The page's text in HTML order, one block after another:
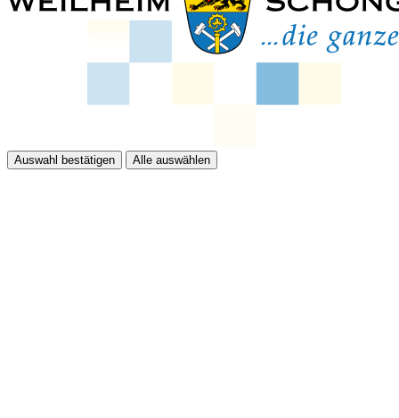
Auswahl bestätigen Alle auswählen